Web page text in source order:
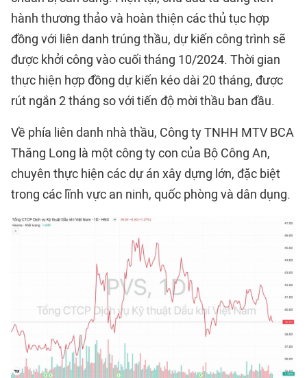
hành thương thảo và hoàn thiện các thủ tục hợp
đồng với liên danh trúng thầu, dự kiến công trình sẽ
được khởi công vào cuối tháng 10/2024. Thời gian
thực hiện hợp đồng dự kiến kéo dài 20 tháng, được
rút ngắn 2 tháng so với tiến độ mời thầu ban đầu.
Về phía liên danh nhà thầu, Công ty TNHH MTV BCA
Thăng Long là một công ty con của Bộ Công An,
chuyên thực hiện các dự án xây dựng lớn, đặc biệt
trong các lĩnh vực an ninh, quốc phòng và dân dụng.